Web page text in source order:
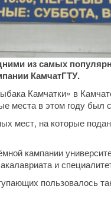
из самых
КамчатГТУ.
Камчатки» в
места в этом году
мест, на которые
кампании
и
пользовалось